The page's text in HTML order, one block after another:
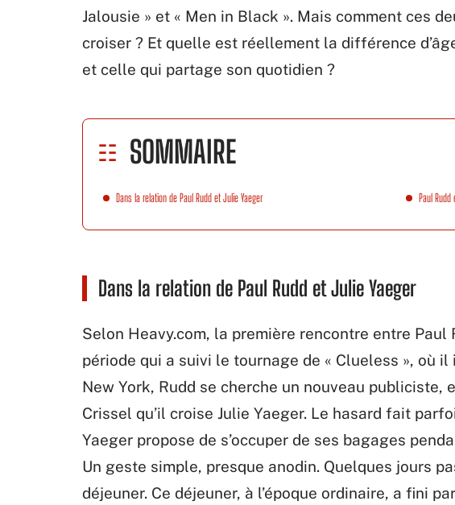
Jalousie » et « Men in Black ». Mais comment ces
croiser ? Et quelle est réellement la différence
et celle qui partage son quotidien ?
SOMMAIRE
Dans la relation de Paul Rudd et Julie Yaeger Paul
Dans la relation de Paul Rudd et Julie Yaeger
Selon Heavy.com, la première rencontre entre Paul
période qui a suivi le tournage de « Clueless », où
New York, Rudd se cherche un nouveau publiciste,
Crissel qu’il croise Julie Yaeger. Le hasard fait
Yaeger propose de s’occuper de ses bagages
Un geste simple, presque anodin. Quelques jours
déjeuner. Ce déjeuner, à l’époque ordinaire, a fini